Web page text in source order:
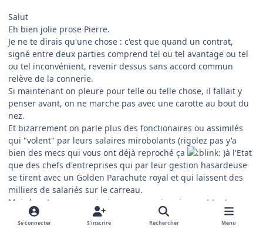
Salut
Eh bien jolie prose Pierre.
Je ne te dirais qu'une chose : c'est que quand un contrat,
signé entre deux parties comprend tel ou tel avantage ou tel
ou tel inconvénient, revenir dessus sans accord commun
relève de la connerie.
Si maintenant on pleure pour telle ou telle chose, il fallait y
penser avant, on ne marche pas avec une carotte au bout du
nez.
Et bizarrement on parle plus des fonctionaires ou assimilés
qui "volent" par leurs salaires mirobolants (rigolez pas y'a
bien des mecs qui vous ont déjà reproché ça
)à l'Etat
que des chefs d'entreprises qui par leur gestion hasardeuse
se tirent avec un Golden Parachute royal et qui laissent des
milliers de salariés sur le carreau.
Mais bon tu me connais, je pense que je sais avant tout
balayer devant ma porte et tu sais ce que je pense de tout ça
@+Se connecter S’inscrire Rechercher Menu